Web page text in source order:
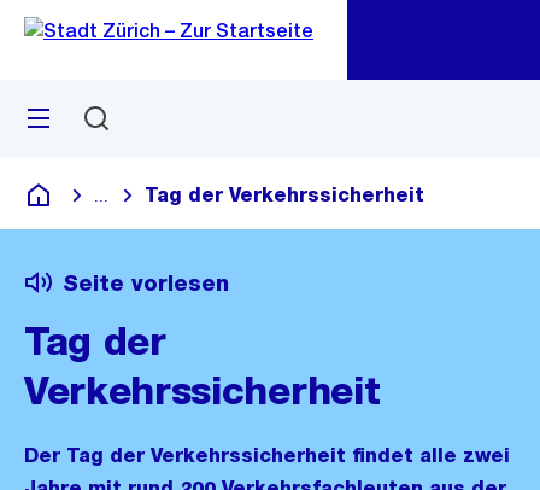
Navigation
Sprunglink
Menü
Deutsch
Blende alle Breadcrumbs ein
Tag der Verkehrssicherheit
Seite vorlesen
Tag der
Verkehrssicherheit
Der Tag der Verkehrssicherheit findet alle zwei